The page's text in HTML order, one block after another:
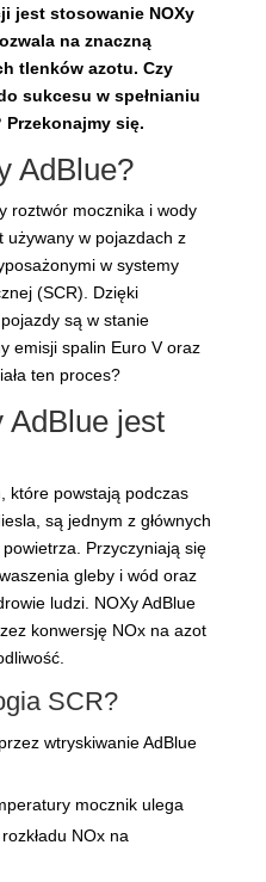
jest stosowanie NOXy
na znaczną
tlenków azotu. Czy
sukcesu w spełnianiu
się.
AdBlue?
roztwór mocznika i wody
używany w pojazdach z
w systemy
(SCR). Dzięki
są w stanie
emisji spalin Euro V oraz
ten proces?
AdBlue jest
które powstają podczas
są jednym z głównych
Przyczyniają się
gleby i wód oraz
ludzi. NOXy AdBlue
konwersję NOx na azot
SCR?
wtryskiwanie AdBlue
mocznik ulega
NOx na